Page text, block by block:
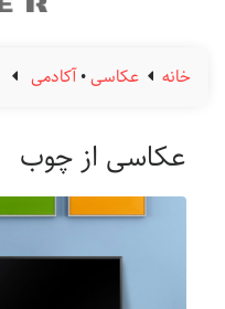
خانه عکاسی•آکادمی
عکاسی از چوب